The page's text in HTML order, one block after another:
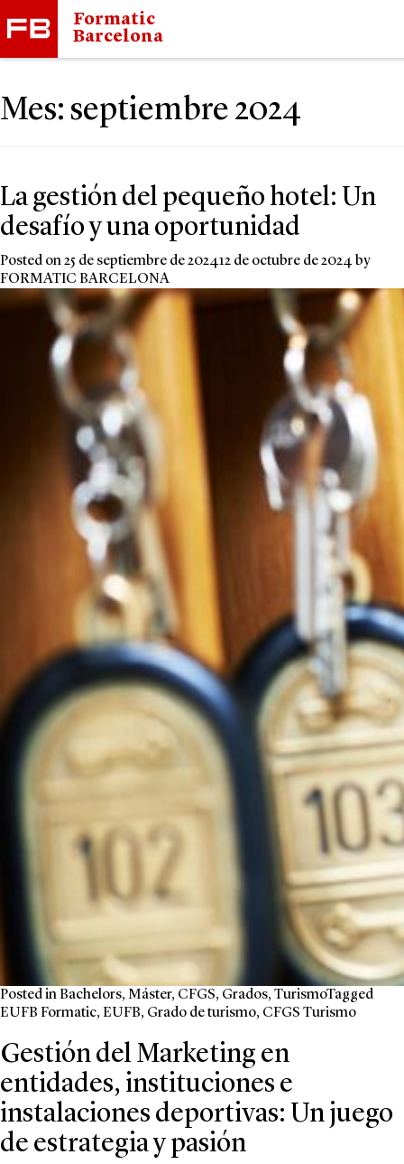
Formatic
Barcelona
Mes: septiembre 2024
La gestión del pequeño hotel: Un
desafío y una oportunidad
Posted on25 de septiembre de 202412 de octubre de 2024 by
FORMATIC BARCELONA
Posted inBachelors, Máster, CFGS, Grados, TurismoTagged
EUFB Formatic, EUFB, Grado de turismo, CFGS Turismo
Gestión del Marketing en
entidades, instituciones e
instalaciones deportivas: Un juego
de estrategia y pasión